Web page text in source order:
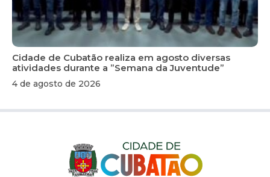
Cidade de Cubatão realiza em agosto diversas
atividades durante a ”Semana da Juventude”
4 de agosto de 2026